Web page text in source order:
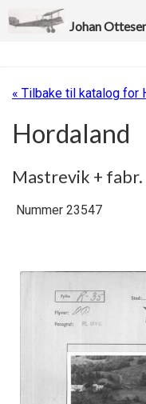
Johan
« Tilbake til katalog for
Hordaland
Mastrevik + fabr.
Nummer 23547